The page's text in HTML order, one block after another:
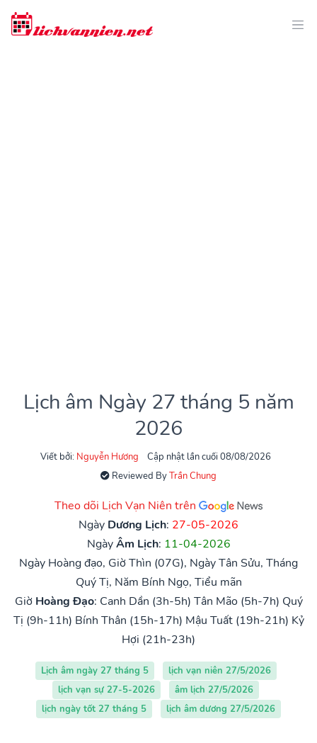
Lịch âm Ngày 27 tháng 5 năm
2026
Viết bởi: Nguyễn Hương
Cập nhật lần cuối 08/08/2026
Reviewed ByTrần Chung
Theo dõi Lịch Vạn Niên trên
Ngày Dương Lịch: 27-05-2026
NgàyÂm Lịch: 11-04-2026
Ngày Hoàng đạo, Giờ Thìn (07G), Ngày Tân Sửu, Tháng
Quý Tị, Năm Bính Ngọ, Tiểu mãn
Giờ Hoàng Đạo: Canh Dần (3h-5h) Tân Mão (5h-7h) Quý
Tị (9h-11h) Bính Thân (15h-17h) Mậu Tuất (19h-21h) Kỷ
Hợi (21h-23h)
Lịch âm ngày 27 tháng 5
lịch vạn niên 27/5/2026
lịch vạn sự 27-5-2026
âm lịch 27/5/2026
lịch ngày tốt 27 tháng 5
lịch âm dương 27/5/2026